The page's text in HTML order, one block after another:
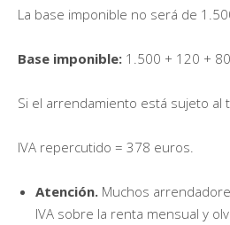
La base imponible no será de
Base imponible: 1.500 + 120 +
Si el arrendamiento está sujeto al
IVA repercutido = 378 euros.
Atención. Muchos
IVA sobre la renta mensual y